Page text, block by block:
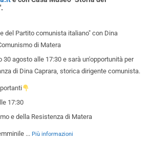
del Partito comunista italiano" con Dina
di Matera
30 agosto alle 17:30 e sarà un'opportunità per
di Dina Caprara, storica dirigente comunista.
17:30
e della Resistenza di Matera
... Più informazioni